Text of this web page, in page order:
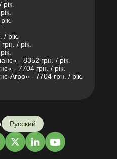
рік.
/ рік.
- 8352 грн. / рік.
- 7704 грн. / рік.
Агро» - 7704 грн. / рік.
Русский